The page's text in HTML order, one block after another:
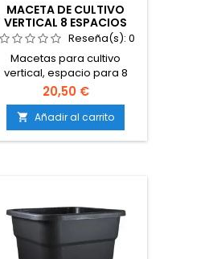
MACETA DE CULTIVO
VERTICAL 8 ESPACIOS
Reseña(s): 0
Macetas para cultivo
vertical, espacio para 8
macetas. Fabricado en tela
especial.
20,50 €
 Añadir al carrito